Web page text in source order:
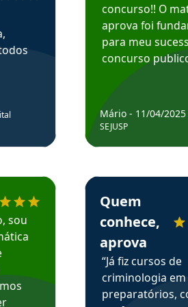
o Aprova Concursos em depoimento
sou
concurso!! O
aprova foi
para meu
concurso
Mário - 11/04/2025
SEJUSP
Estudante Henrique
Quem
conhece,
aprova
“Já fiz cursos de
criminologia em
preparatórios,